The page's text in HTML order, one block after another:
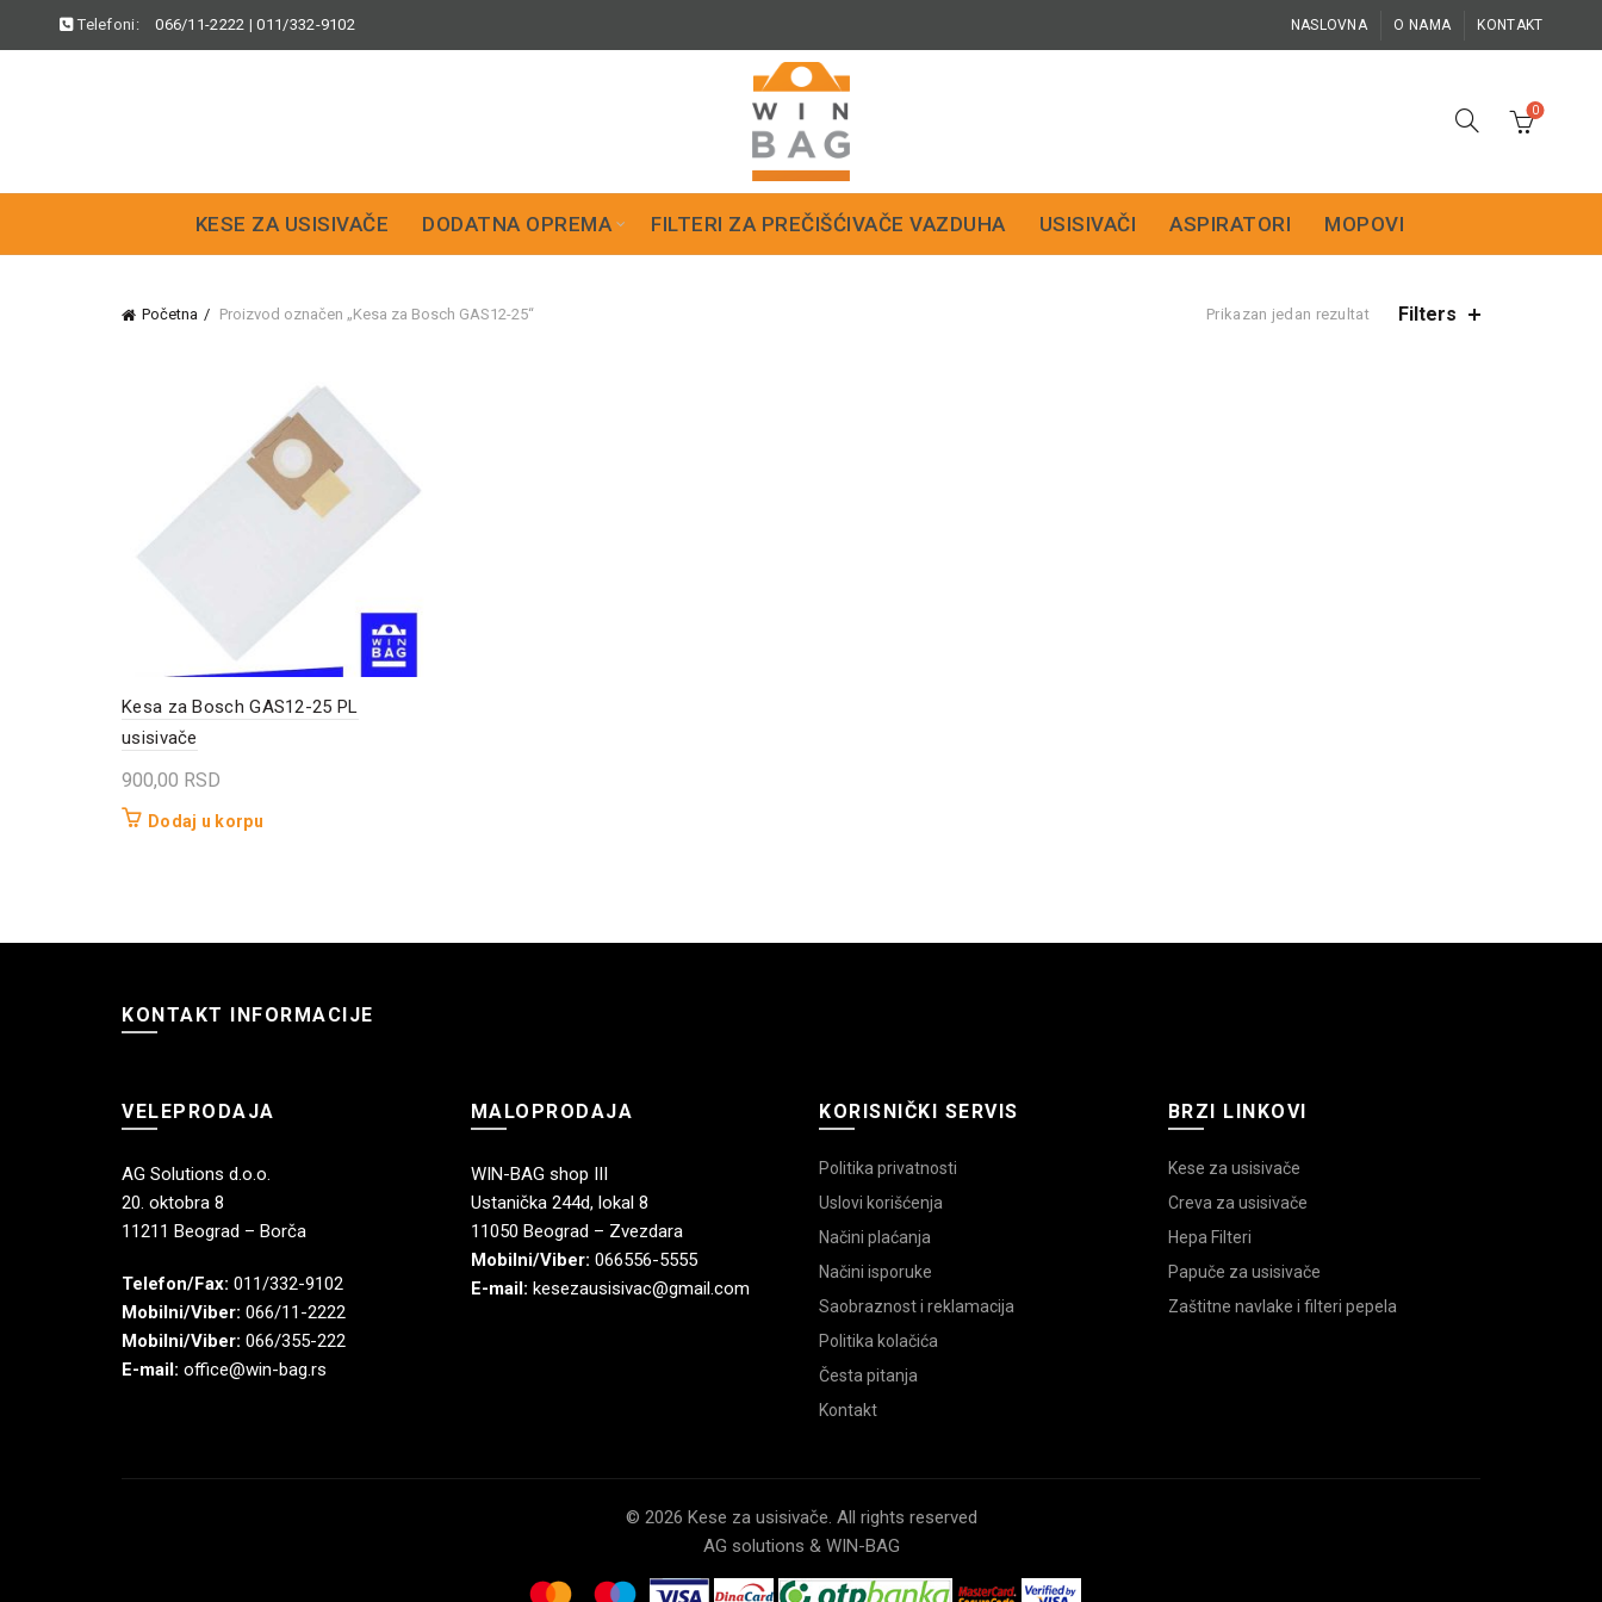
Telefoni: 066/11-2222 |011/332-9102 NASLOVNA O NAMA KONTAKT
0
KESE ZA USISIVAČE DODATNA OPREMA FILTERI ZA PREČIŠĆIVAČE VAZDUHA USISIVAČI ASPIRATORI MOPOVI
Početna Proizvod označen „Kesa za Bosch GAS12-25“ Prikazan jedan rezultat Filters
Kesa za Bosch GAS12-25 PL
usisivače
900,00 RSD
Dodaj u korpu
KONTAKT INFORMACIJE
VELEPRODAJA
AG Solutions d.o.o.
20. oktobra 8
11211 Beograd – Borča
Telefon/Fax: 011/332-9102
Mobilni/Viber: 066/11-2222
Mobilni/Viber: 066/355-222
E-mail: office@win-bag.rs
MALOPRODAJA
WIN-BAG shop III
Ustanička 244d, lokal 8
11050 Beograd – Zvezdara
Mobilni/Viber: 066556-5555
E-mail: kesezausisivac@gmail.com
KORISNIČKI SERVIS
Politika privatnosti
Uslovi korišćenja
Načini plaćanja
Načini isporuke
Saobraznost i reklamacija
Politika kolačića
Česta pitanja
Kontakt
BRZI LINKOVI
Kese za usisivače
Creva za usisivače
Hepa Filteri
Papuče za usisivače
Zaštitne navlake i filteri pepela
© 2026 Kese za usisivače. All rights reserved
AG solutions & WIN-BAG